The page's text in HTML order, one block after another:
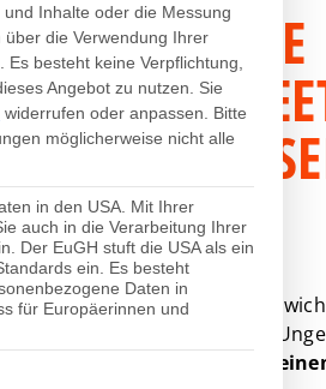
1-STÜNDIGE
VIDEO-
TO
Händler ist nach wie vor
zwischen Hutter &
mit
Inhalte oder die Messung
die Verwendung Ihrer
Es besteht keine Verpflichtung,
Angebot zu nutzen.
Sie
widerrufen oder anpassen.
Bitte
möglicherweise nicht alle
in den USA. Mit Ihrer
auch in die Verarbeitung Ihrer
Der EuGH stuft die USA als ein
ein. Es besteht
Daten in
für Europäerinnen und
eine Einwilligung erteilt werden